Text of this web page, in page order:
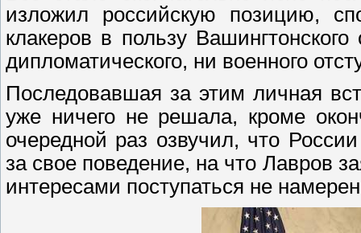
изложил российскую позицию,
клакеров в пользу
дипломатического, ни военного
Последовавшая за этим личная
уже ничего не решала, кроме
очередной раз озвучил, что
за свое поведение, на что Лавров
интересами поступаться не